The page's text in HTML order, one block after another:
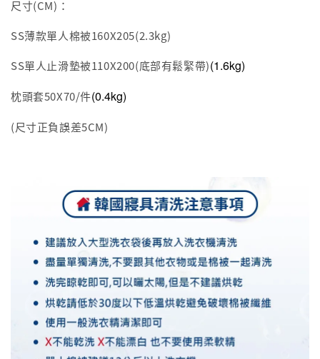
尺寸(CM)：
SS薄款單人棉被160X205(2.3kg)
SS單人止滑墊被110X200(底部有鬆緊帶)(1.6kg)
枕頭套50X70/件(0.4kg)
(尺寸正負誤差5CM)